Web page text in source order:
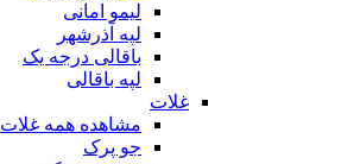
لیمو امانی
لپه آذرشهر
باقالی درجه یک
لپه باقالی
غلات
مشاهده همه غلات
جو پرک